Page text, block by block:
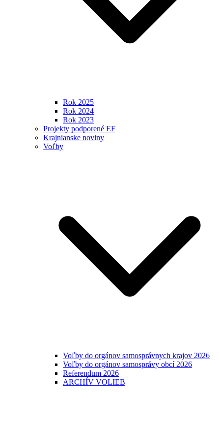
Rok 2025
Rok 2024
Rok 2023
Projekty podporené EF
Krajnianske noviny
Voľby
Voľby do orgánov samosprávnych krajov 2026
Voľby do orgánov samosprávy obcí 2026
Referendum 2026
ARCHÍV VOLIEB